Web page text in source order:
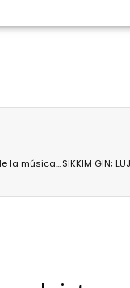
SynthetiKa: Donde la música electrónica y el arte contemporáneo se fusionan en Barcelona.